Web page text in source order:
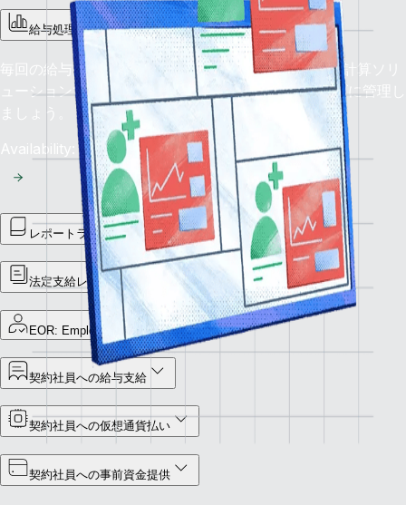
給与処理
毎回の給与支給を期日厳守で正確に：Remoteの給与計算ソリ
ューションで、世界中の財務業務を正確かつスムーズに管理し
ましょう。
Availability: 今すぐ
レポートライブラリ
法定支給レポート
EOR: Employer of Record
契約社員への給与支給
契約社員への仮想通貨払い
契約社員への事前資金提供